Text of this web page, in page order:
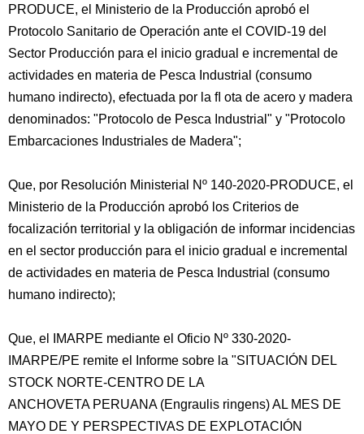
PRODUCE, el Ministerio de la Producción aprobó el
Protocolo Sanitario de Operación ante el COVID-19 del
Sector Producción para el inicio gradual e incremental de
actividades en materia de Pesca Industrial (consumo
humano indirecto), efectuada por la ﬂ ota de acero y madera
denominados: "Protocolo de Pesca Industrial" y "Protocolo
Embarcaciones Industriales de Madera";
Que, por Resolución Ministerial Nº 140-2020-PRODUCE, el
Ministerio de la Producción aprobó los Criterios de
focalización territorial y la obligación de informar incidencias
en el sector producción para el inicio gradual e incremental
de actividades en materia de Pesca Industrial (consumo
humano indirecto);
Que, el IMARPE mediante el Oficio Nº 330-2020-
IMARPE/PE remite el Informe sobre la "SITUACIÓN DEL
STOCK NORTE-CENTRO DE LA
ANCHOVETA PERUANA (Engraulis ringens) AL MES DE
MAYO DE Y PERSPECTIVAS DE EXPLOTACIÓN